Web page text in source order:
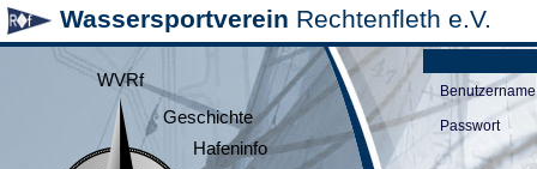
Wassersportverein Rechtenfleth e.V.
WVRf
Geschichte
Hafeninfo
Benutzername
Passwort